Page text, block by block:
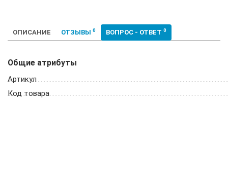
ОПИСАНИЕ ОТЗЫВЫ 0 ВОПРОС - ОТВЕТ 0
Общие атрибуты
Артикул
Код товара